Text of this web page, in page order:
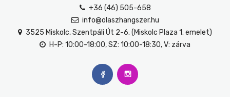
+36 (46) 505-658
info@olaszhangszer.hu
3525 Miskolc, Szentpáli Út 2-6. (Miskolc Plaza 1. emelet)
H-P: 10:00-18:00, SZ: 10:00-18:30, V: zárva